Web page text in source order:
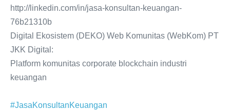
http://linkedin.com/in/jasa-konsultan-keuangan-
76b21310b
Digital Ekosistem (DEKO) Web Komunitas (WebKom) PT
JKK Digital:
Platform komunitas corporate blockchain industri
keuangan
#JasaKonsultanKeuangan